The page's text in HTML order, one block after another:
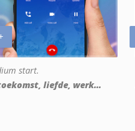
start.
liefde, werk...